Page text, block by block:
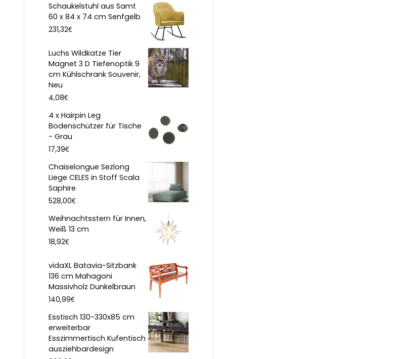
Schaukelstuhl aus Samt
60 x 84 x 74 cm Senfgelb
231,32€
Luchs Wildkatze Tier
Magnet 3 D Tiefenoptik 9
cm Kühlschrank Souvenir,
Neu
4,08€
4 x Hairpin Leg
Bodenschützer für Tische
- Grau
17,39€
Chaiselongue Sezlong
Liege CELES in Stoff Scala
Saphire
528,00€
Weihnachtsstern für Innen,
Weiß 13 cm
18,92€
vidaXL Batavia-Sitzbank
136 cm Mahagoni
Massivholz Dunkelbraun
140,99€
Esstisch 130-330x85 cm
erweiterbar
Esszimmertisch Kufentisch
ausziehbardesign